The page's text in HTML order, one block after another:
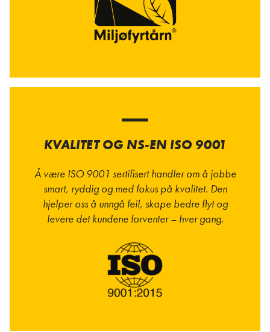
KVALITET OG NS-EN ISO 9001
Å være ISO 9001 sertifisert handler om å jobbe
smart, ryddig og med fokus på kvalitet. Den
hjelper oss å unngå feil, skape bedre flyt og
levere det kundene forventer – hver gang.